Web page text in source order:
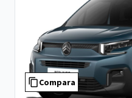
Compara